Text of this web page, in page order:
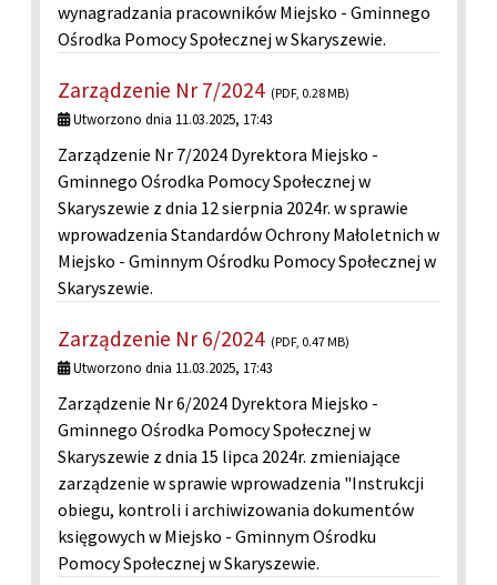
wynagradzania pracowników Miejsko - Gminnego
Ośrodka Pomocy Społecznej w Skaryszewie.
Zarządzenie Nr 7/2024 (PDF, 0.28 MB)
Utworzono dnia 11.03.2025, 17:43
Zarządzenie Nr 7/2024 Dyrektora Miejsko -
Gminnego Ośrodka Pomocy Społecznej w
Skaryszewie z dnia 12 sierpnia 2024r. w sprawie
wprowadzenia Standardów Ochrony Małoletnich w
Miejsko - Gminnym Ośrodku Pomocy Społecznej w
Skaryszewie.
Zarządzenie Nr 6/2024 (PDF, 0.47 MB)
Utworzono dnia 11.03.2025, 17:43
Zarządzenie Nr 6/2024 Dyrektora Miejsko -
Gminnego Ośrodka Pomocy Społecznej w
Skaryszewie z dnia 15 lipca 2024r. zmieniające
zarządzenie w sprawie wprowadzenia "Instrukcji
obiegu, kontroli i archiwizowania dokumentów
księgowych w Miejsko - Gminnym Ośrodku
Pomocy Społecznej w Skaryszewie.